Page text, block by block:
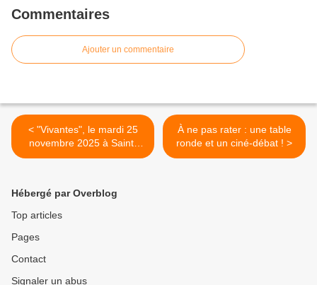
Commentaires
Ajouter un commentaire
< "Vivantes", le mardi 25
novembre 2025 à Saint-
Quentin
À ne pas rater : une table
ronde et un ciné-débat ! >
Hébergé par Overblog
Top articles
Pages
Contact
Signaler un abus